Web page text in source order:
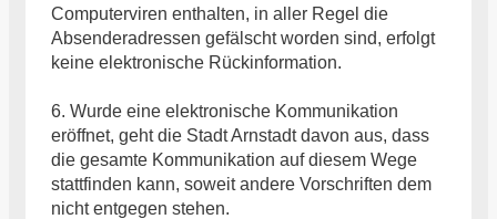
Computerviren enthalten, in aller Regel die
Absenderadressen gefälscht worden sind, erfolgt
keine elektronische Rückinformation.
6. Wurde eine elektronische Kommunikation
eröffnet, geht die Stadt Arnstadt davon aus, dass
die gesamte Kommunikation auf diesem Wege
stattfinden kann, soweit andere Vorschriften dem
nicht entgegen stehen.